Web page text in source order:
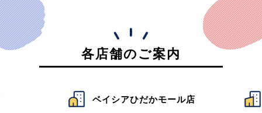
各店舗のご案内
ベイシア佐倉店